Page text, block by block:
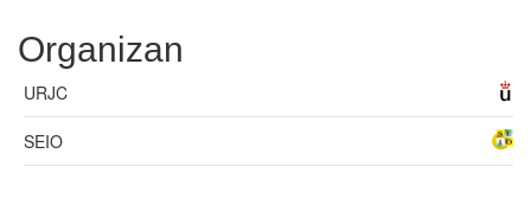
Organizan
URJC
SEIO